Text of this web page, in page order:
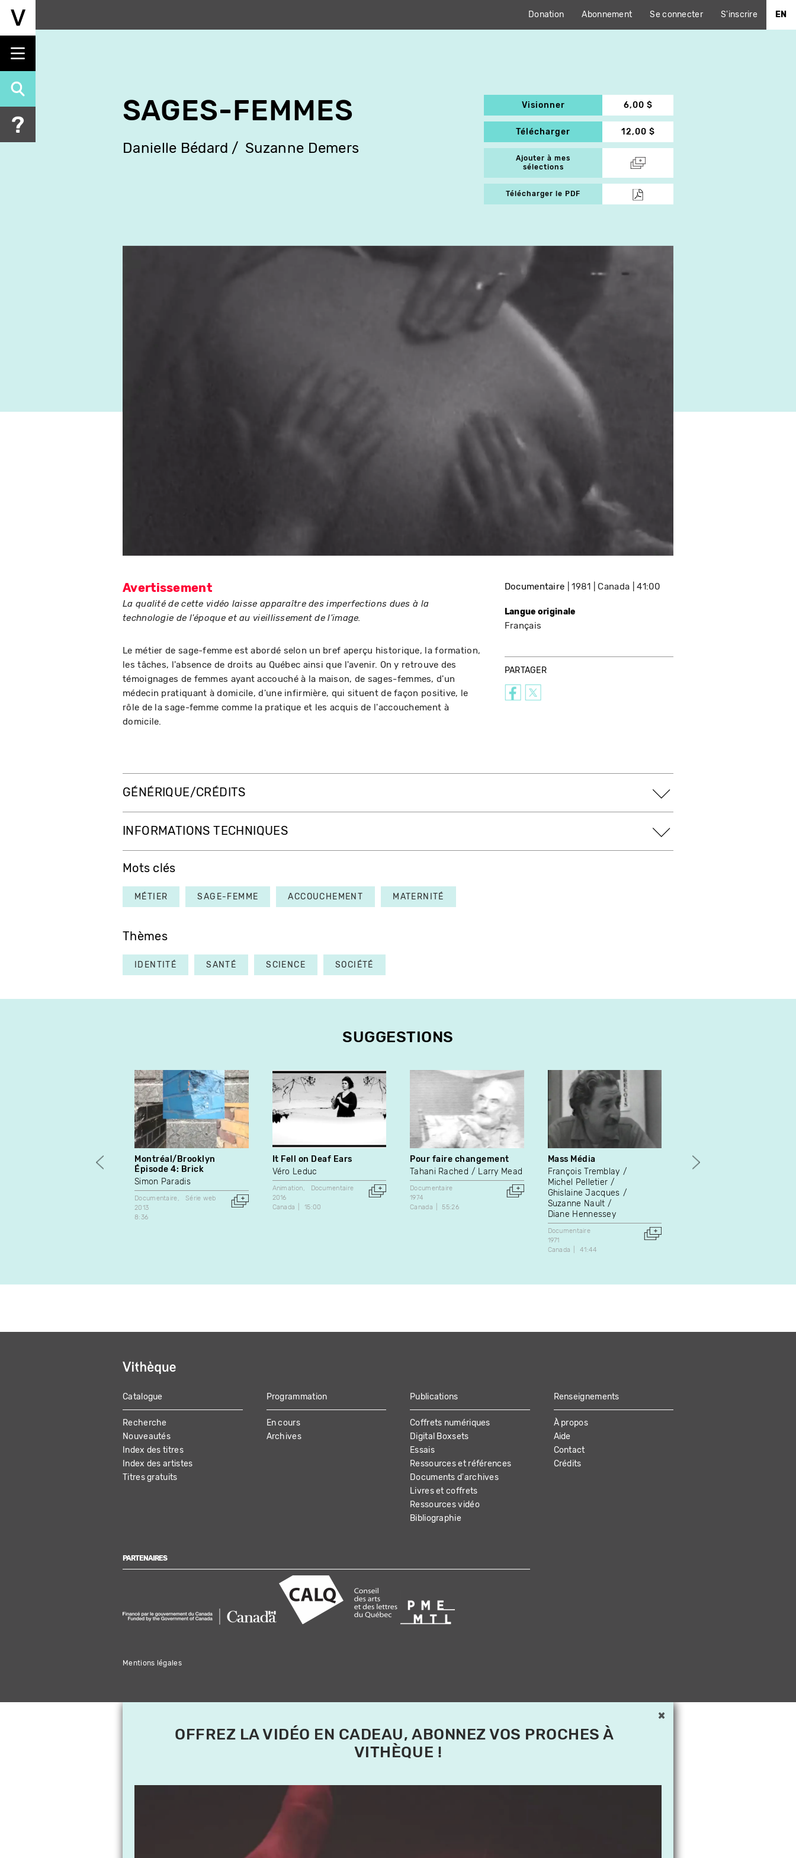
Aller
principal
Donation Abonnement Se connecter S'inscrire EN
SAGES-FEMMES
Danielle Bédard Suzanne Demers
Visionner 6,00 $
Télécharger 12,00 $
Ajouter à mes
sélections
Télécharger le PDF
Avertissement
La qualité de cette vidéo laisse apparaître des imperfections dues à la
technologie de l'époque et au vieillissement de l'image.
Le métier de sage-femme est abordé selon un bref aperçu historique, la formation,
les tâches, l'absence de droits au Québec ainsi que l'avenir. On y retrouve des
témoignages de femmes ayant accouché à la maison, de sages-femmes, d'un
médecin pratiquant à domicile, d'une infirmière, qui situent de façon positive, le
rôle de la sage-femme comme la pratique et les acquis de l'accouchement à
domicile.
Documentaire 1981 Canada 41:00
Langue originale
Français
PARTAGER
GÉNÉRIQUE/CRÉDITS
INFORMATIONS TECHNIQUES
Mots clés
MÉTIER SAGE-FEMME ACCOUCHEMENT MATERNITÉ
Thèmes
IDENTITÉ SANTÉ SCIENCE SOCIÉTÉ
SUGGESTIONS
Montréal/Brooklyn
Épisode 4: Brick
Simon Paradis
Documentaire
Série web
2013
8:36
It Fell on Deaf Ears
Véro Leduc
Animation
Documentaire
2016
Canada
15:00
Pour faire changement
Tahani Rached
Larry Mead
Documentaire
1974
Canada
55:26
Mass Média
François Tremblay
Michel Pelletier
Ghislaine Jacques
Suzanne Nault
Diane Hennessey
Documentaire
1971
Canada
41:44
La grève de Sorel en 1937
: le maudit contrôle
MAIN
NAVIGATION
Catalogue
Recherche
Nouveautés
Index des titres
Index des artistes
Titres gratuits
Programmation
En cours
Archives
Publications
Coffrets numériques
Digital Boxsets
Essais
Ressources et références
Documents d'archives
Livres et coffrets
Ressources vidéo
Bibliographie
Renseignements
À propos
Aide
Contact
Crédits
PARTENAIRES
Mentions légales